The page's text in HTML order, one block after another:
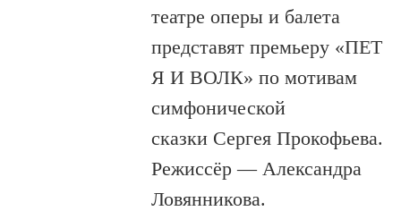
театре оперы и балета
представят премьеру «ПЕТ
Я И ВОЛК» по мотивам
симфонической
сказки Сергея Прокофьева.
Режиссёр — Александра
Ловянникова.